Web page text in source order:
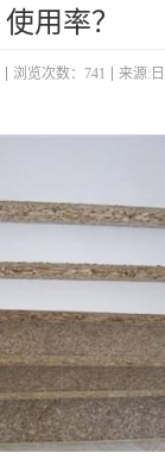
使用率？
浏览次数：741 来源: